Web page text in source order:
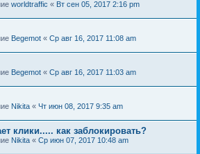
worldtraffic « Вт сен 05, 2017 2:16 pm
Begemot « Ср авг 16, 2017 11:08 am
Begemot « Ср авг 16, 2017 11:03 am
Nikita « Чт июн 08, 2017 9:35 am
клики..... как заблокировать?
Nikita « Ср июн 07, 2017 10:48 am